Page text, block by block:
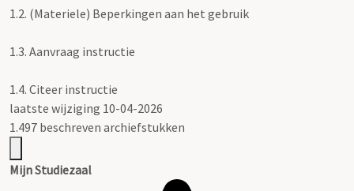
1.2. (Materiele) Beperkingen aan het gebruik
1.3. Aanvraag instructie
1.4. Citeer instructie
laatste wijziging 10-04-2026
1.497 beschreven archiefstukken
Mijn Studiezaal